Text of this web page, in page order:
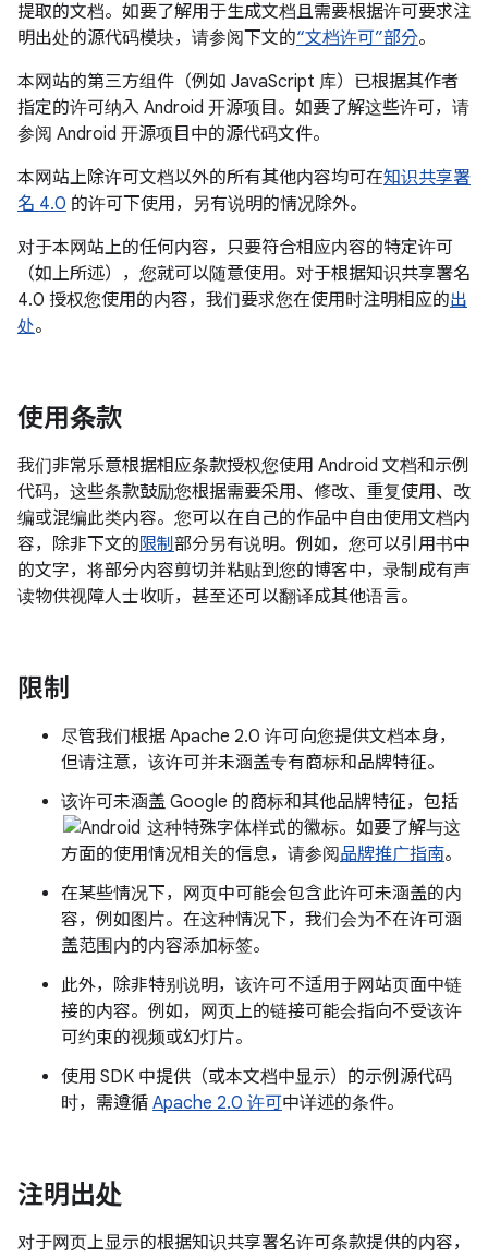
提取的文档。如要了解用于生成文档且需要根据许可要求注
明出处的源代码模块，请参阅下文的“文档许可”部分。
本网站的第三方组件（例如 JavaScript 库）已根据其作者
指定的许可纳入 Android 开源项目。如要了解这些许可，请
参阅 Android 开源项目中的源代码文件。
本网站上除许可文档以外的所有其他内容均可在知识共享署
名 4.0 的许可下使用，另有说明的情况除外。
对于本网站上的任何内容，只要符合相应内容的特定许可
（如上所述），您就可以随意使用。对于根据知识共享署名
4.0 授权您使用的内容，我们要求您在使用时注明相应的出
处。
使用条款
我们非常乐意根据相应条款授权您使用 Android 文档和示例
代码，这些条款鼓励您根据需要采用、修改、重复使用、改
编或混编此类内容。您可以在自己的作品中自由使用文档内
容，除非下文的 限制部分另有说明。例如，您可以引用书中
的文字，将部分内容剪切并粘贴到您的博客中，录制成有声
读物供视障人士收听，甚至还可以翻译成其他语言。
限制
尽管我们根据 Apache 2.0 许可向您提供文档本身，
但请注意，该许可并未涵盖专有商标和品牌特征。
该许可未涵盖 Google 的商标和其他品牌特征，包括
这种特殊字体样式的徽标。如要了解与这
方面的使用情况相关的信息，请参阅品牌推广指南。
在某些情况下，网页中可能会包含此许可未涵盖的内
容，例如图片。在这种情况下，我们会为不在许可涵
盖范围内的内容添加标签。
此外，除非特别说明，该许可不适用于网站页面中链
接的内容。例如，网页上的链接可能会指向不受该许
可约束的视频或幻灯片。
使用 SDK 中提供（或本文档中显示）的示例源代码
时，需遵循 Apache 2.0 许可中详述的条件。
注明出处
对于网页上显示的根据知识共享署名许可条款提供的内容，